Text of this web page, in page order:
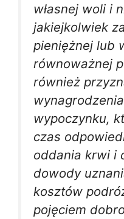
własnej woli i
jakiejkolwiek
pieniężnej lub
równoważnej
również
wypoczynku,
czas
oddania krwi i
dowody
kosztów
pojęciem